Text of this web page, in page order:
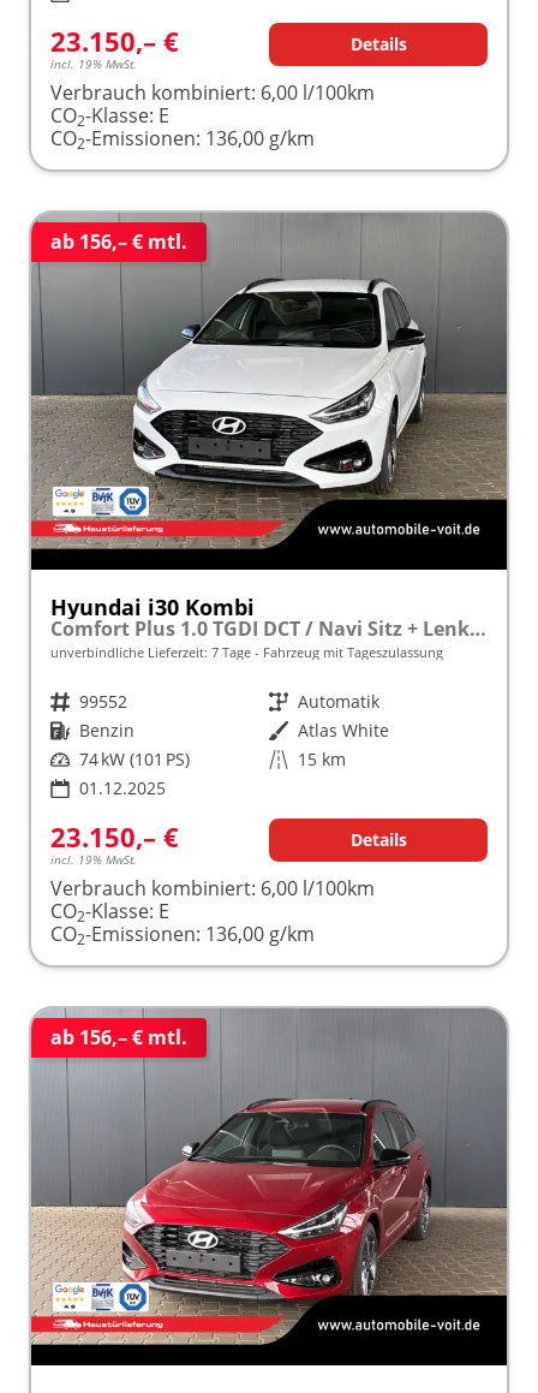
23.150,– €
incl. 19% MwSt.
Details
Verbrauch kombiniert: 6,00 l/100km
CO2-Klasse: E
CO2-Emissionen: 136,00 g/km
ab 156,– € mtl.
Hyundai i30 Kombi
Comfort Plus 1.0 TGDI DCT / Navi Sitz + Lenkradheizung PDC V&H Kamera LED Alu 17"
unverbindliche Lieferzeit: 7 Tage Fahrzeug mit Tageszulassung
Fahrzeugnr. 99552 Getriebe Automatik
Kraftstoff Benzin Außenfarbe Atlas White
Leistung 74 kW (101 PS) Kilometerstand 15 km
01.12.2025
23.150,– €
incl. 19% MwSt.
Details
Verbrauch kombiniert: 6,00 l/100km
CO2-Klasse: E
CO2-Emissionen: 136,00 g/km
ab 156,– € mtl.